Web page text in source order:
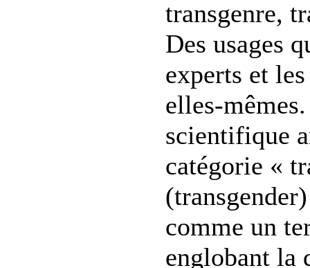
transgenre,
Des usages
experts et
elles-
scientifique
catégorie «
comme un
englobant la